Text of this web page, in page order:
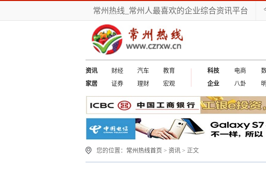
常州热线_常州人最喜欢的企业综合资讯平台
资讯 财经 汽车
教育
家居
证券 理财 宏观
科技 电商
企业
八卦
您的位置： 常州热线首页 > 资讯 > 正文